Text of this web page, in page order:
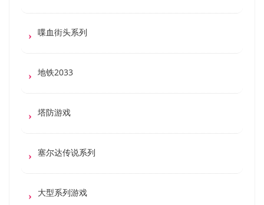
喋血街头系列
地铁2033
塔防游戏
塞尔达传说系列
大型系列游戏